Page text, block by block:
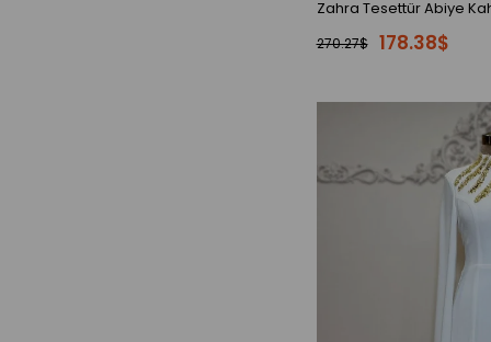
Zahra Tesettür Abiye
178.38$
270.27$